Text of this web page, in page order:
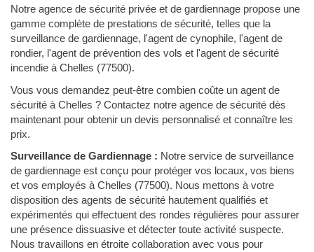
Notre agence de sécurité privée et de gardiennage propose une
gamme complète de prestations de sécurité, telles que la
surveillance de gardiennage, l'agent de cynophile, l'agent de
rondier, l'agent de prévention des vols et l'agent de sécurité
incendie à Chelles (77500).
Vous vous demandez peut-être combien coûte un agent de
sécurité à Chelles ? Contactez notre agence de sécurité dès
maintenant pour obtenir un devis personnalisé et connaître les
prix.
Surveillance de Gardiennage : Notre service de surveillance
de gardiennage est conçu pour protéger vos locaux, vos biens
et vos employés à Chelles (77500). Nous mettons à votre
disposition des agents de sécurité hautement qualifiés et
expérimentés qui effectuent des rondes régulières pour assurer
une présence dissuasive et détecter toute activité suspecte.
Nous travaillons en étroite collaboration avec vous pour